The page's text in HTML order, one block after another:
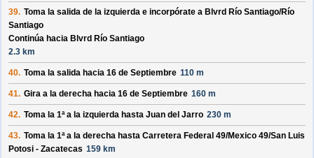
39. Toma la salida de la izquierda e incorpórate a Blvrd Río Santiago/Río
Santiago
Continúa hacia Blvrd Río Santiago
2.3 km
40. Toma la salida hacia 16 de Septiembre 110 m
41. Gira a la derecha hacia 16 de Septiembre 160 m
42. Toma la 1ª a la izquierda hasta Juan del Jarro 230 m
43. Toma la 1ª a la derecha hasta Carretera Federal 49/Mexico 49/San Luis
Potosi - Zacatecas 159 km